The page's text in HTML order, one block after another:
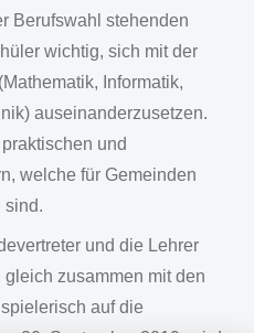
Berufswahl stehenden
wichtig, sich mit der
Informatik,
auseinanderzusetzen.
und
welche für Gemeinden
sind.
und die Lehrer
zusammen mit den
auf die